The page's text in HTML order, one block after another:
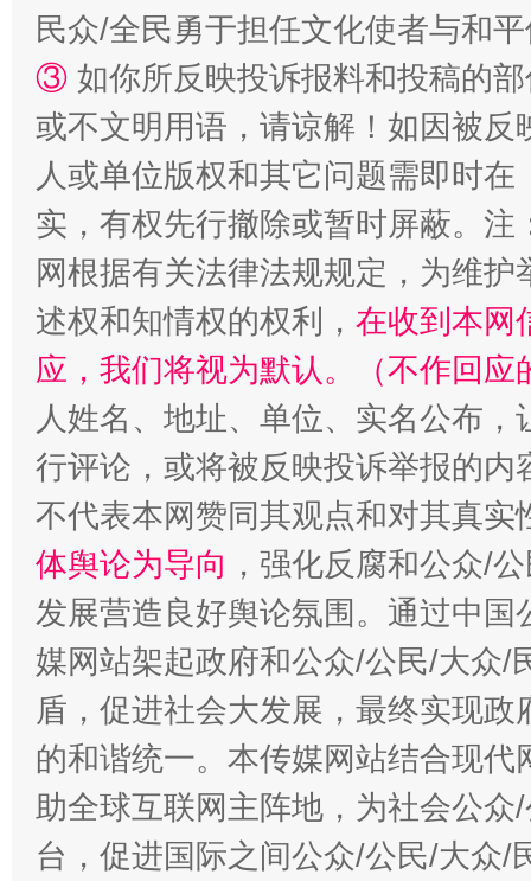
扯下公款旅游的“隐身衣” 如何以
“蜀中异人”王建安的艺术幻境
民众/全民勇于担任文化使者与和
③ 如你所反映投诉报料和投稿的
或不文明用语，请谅解！如因被
人或单位版权和其它问题需即时在
实，有权先行撤除或暂时屏蔽。
网根据有关法律法规规定，为维
述权和知情权的权利， 在收到本网
应，我们将视为默认。（不作回应
人姓名、地址、单位、实名公布
行评论，或将被反映投诉举报的
不代表本网赞同其观点和对其真实
体舆论为导向 ，强化反腐和公众/
发展营造良好舆论氛围。通过中
媒网站架起政府和公众/公民/大众/
盾，促进社会大发展，最终实现
的和谐统一。本传媒网站结合现
助全球互联网主阵地，为社会公
台，促进国际之间公众/公民/大众/